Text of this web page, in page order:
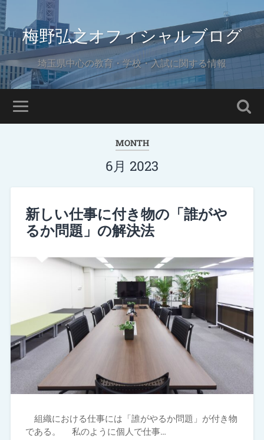
梅野弘之オフィシャルブログ
埼玉県中心の教育・学校・入試に関する情報
MONTH
6月 2023
新しい仕事に付き物の「誰がや
るか問題」の解決法
組織における仕事には「誰がやるか問題」が付き物
である。 私のように個人で仕事…